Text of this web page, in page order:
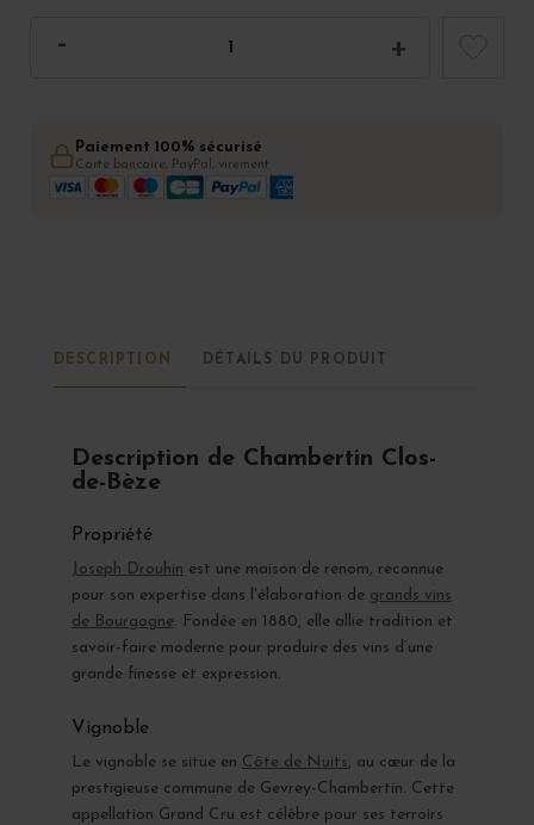
Paiement 100% sécurisé
Carte bancaire, PayPal, virement
DESCRIPTION DÉTAILS DU PRODUIT
Description de Chambertin Clos-
de-Bèze
Propriété
Joseph Drouhin est une maison de renom, reconnue
pour son expertise dans l'élaboration de grands vins
de Bourgogne. Fondée en 1880, elle allie tradition et
savoir-faire moderne pour produire des vins d’une
grande finesse et expression.
Vignoble
Le vignoble se situe en Côte de Nuits, au cœur de la
prestigieuse commune de Gevrey-Chambertin. Cette
appellation Grand Cru est célèbre pour ses terroirs